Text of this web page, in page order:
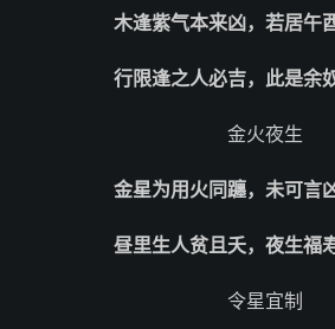
木逢紫气本来凶，若居午
行限逢之人必吉，此是余
金火夜生
金星为用火同躔，未可言
昼里生人贫且夭，夜生福
令星宜制